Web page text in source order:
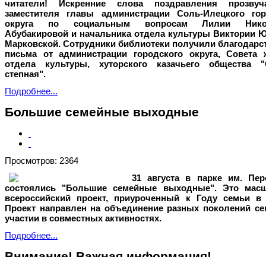
читатели! Искренние слова поздравления
заместителя главы администрации Соль-Илецкого
округа по социальным вопросам Лилии
Абубакировой и начальника отдела культуры Виктории
Марковской. Сотрудники библиотеки получили
письма от администрации городского округа, Совета
отдела культуры, хуторского казачьего общества
степная".
Подробнее...
Большие семейные выходные
Просмотров: 2364
31 августа в парке им.
состоялись "Большие семейные выходные". Это
всероссийский проект, приуроченный к Году семьи в
Проект направлен на объединение разных поколений
участии в совместных активностях.
Подробнее...